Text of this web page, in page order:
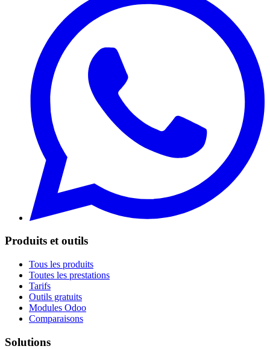
Produits et outils
Tous les produits
Toutes les prestations
Tarifs
Outils gratuits
Modules Odoo
Comparaisons
Solutions